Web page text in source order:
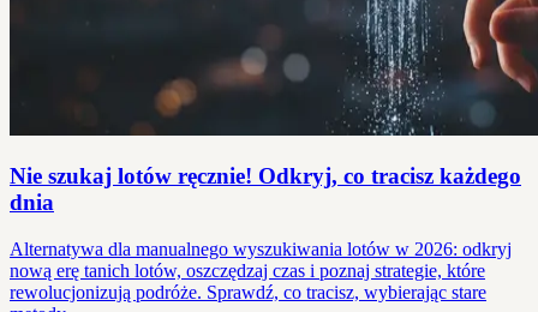
Nie szukaj lotów ręcznie! Odkryj, co tracisz każdego
dnia
Alternatywa dla manualnego wyszukiwania lotów w 2026: odkryj
nową erę tanich lotów, oszczędzaj czas i poznaj strategie, które
rewolucjonizują podróże. Sprawdź, co tracisz, wybierając stare